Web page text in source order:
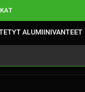
ALUMIINIVANTEET